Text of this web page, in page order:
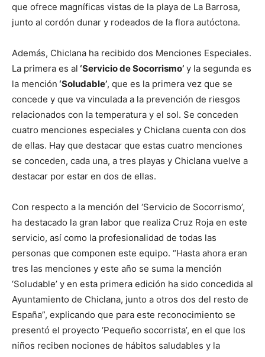
que ofrece magníficas vistas de la playa de La Barrosa,
junto al cordón dunar y rodeados de la flora autóctona.
Además, Chiclana ha recibido dos Menciones Especiales.
La primera es al ‘Servicio de Socorrismo’ y la segunda es
la mención ‘Soludable’, que es la primera vez que se
concede y que va vinculada a la prevención de riesgos
relacionados con la temperatura y el sol. Se conceden
cuatro menciones especiales y Chiclana cuenta con dos
de ellas. Hay que destacar que estas cuatro menciones
se conceden, cada una, a tres playas y Chiclana vuelve a
destacar por estar en dos de ellas.
Con respecto a la mención del ‘Servicio de Socorrismo’,
ha destacado la gran labor que realiza Cruz Roja en este
servicio, así como la profesionalidad de todas las
personas que componen este equipo. “Hasta ahora eran
tres las menciones y este año se suma la mención
‘Soludable’ y en esta primera edición ha sido concedida al
Ayuntamiento de Chiclana, junto a otros dos del resto de
España”, explicando que para este reconocimiento se
presentó el proyecto ‘Pequeño socorrista’, en el que los
niños reciben nociones de hábitos saludables y la